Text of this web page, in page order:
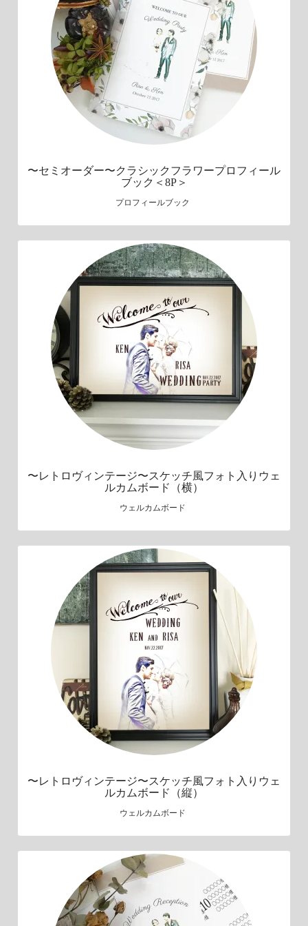
〜セミオーダー〜クラシックフラワープロフィール
ブック＜8P＞
プロフィールブック
〜レトロヴィンテージ〜スケッチ風フォト入りウェ
ルカムボード（横）
ウェルカムボード
〜レトロヴィンテージ〜スケッチ風フォト入りウェ
ルカムボード（縦）
ウェルカムボード